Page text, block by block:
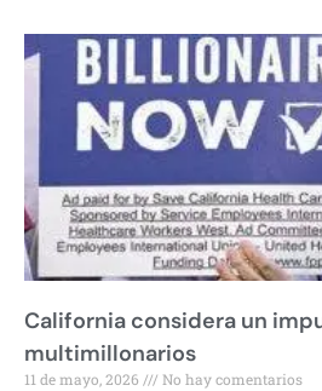
California considera un
multimillonarios
11 de mayo, 2026 No hay comentarios